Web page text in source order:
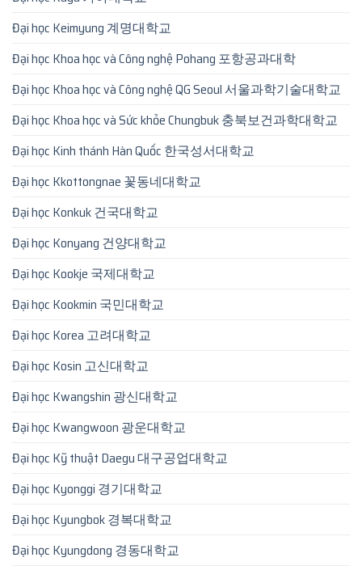
Đại học Keimyung 계명대학교
Đại học Khoa học và Công nghệ Pohang 포항공과대학
Đại học Khoa học và Công nghệ QG Seoul 서울과학기술대학교
Đại học Khoa học và Sức khỏe Chungbuk 충북보건과학대학교
Đại học Kinh thánh Hàn Quốc 한국성서대학교
Đại học Kkottongnae 꽃동네대학교
Đại học Konkuk 건국대학교
Đại học Konyang 건양대학교
Đại học Kookje 국제대학교
Đại học Kookmin 국민대학교
Đại học Korea 고려대학교
Đại học Kosin 고신대학교
Đại học Kwangshin 광신대학교
Đại học Kwangwoon 광운대학교
Đại học Kỹ thuật Daegu 대구공업대학교
Đại học Kyonggi 경기대학교
Đại học Kyungbok 경복대학교
Đại học Kyungdong 경동대학교